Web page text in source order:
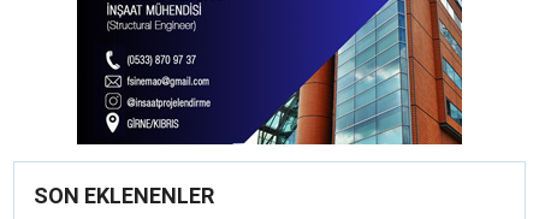
SON EKLENENLER